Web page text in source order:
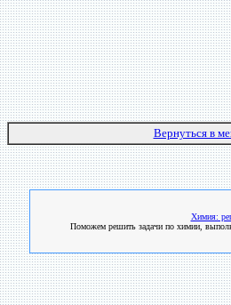
Вернуться в
Химия:
Поможем решить задачи по химии,